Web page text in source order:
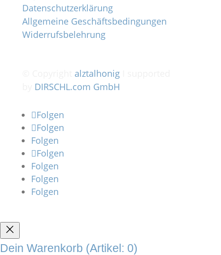
Datenschutzerklärung
Allgemeine Geschäftsbedingungen
Widerrufsbelehrung
alztalhonig
DIRSCHL.com GmbH
Folgen
Folgen
Folgen
Folgen
Folgen
Folgen
Folgen
Dein Warenkorb (Artikel: 0)